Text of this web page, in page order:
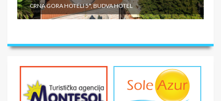
CRNA GORA HOTELI 5*, BUDVA HOTEL